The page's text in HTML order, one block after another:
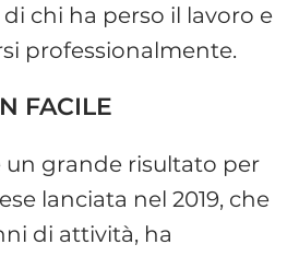
chi ha perso il lavoro e
professionalmente.
FACILE
grande risultato per
lanciata nel 2019, che
di attività, ha